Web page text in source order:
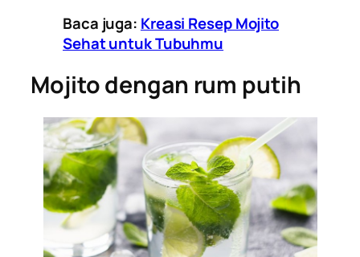
Baca juga: Kreasi Resep Mojito
Sehat untuk Tubuhmu
Mojito dengan rum putih